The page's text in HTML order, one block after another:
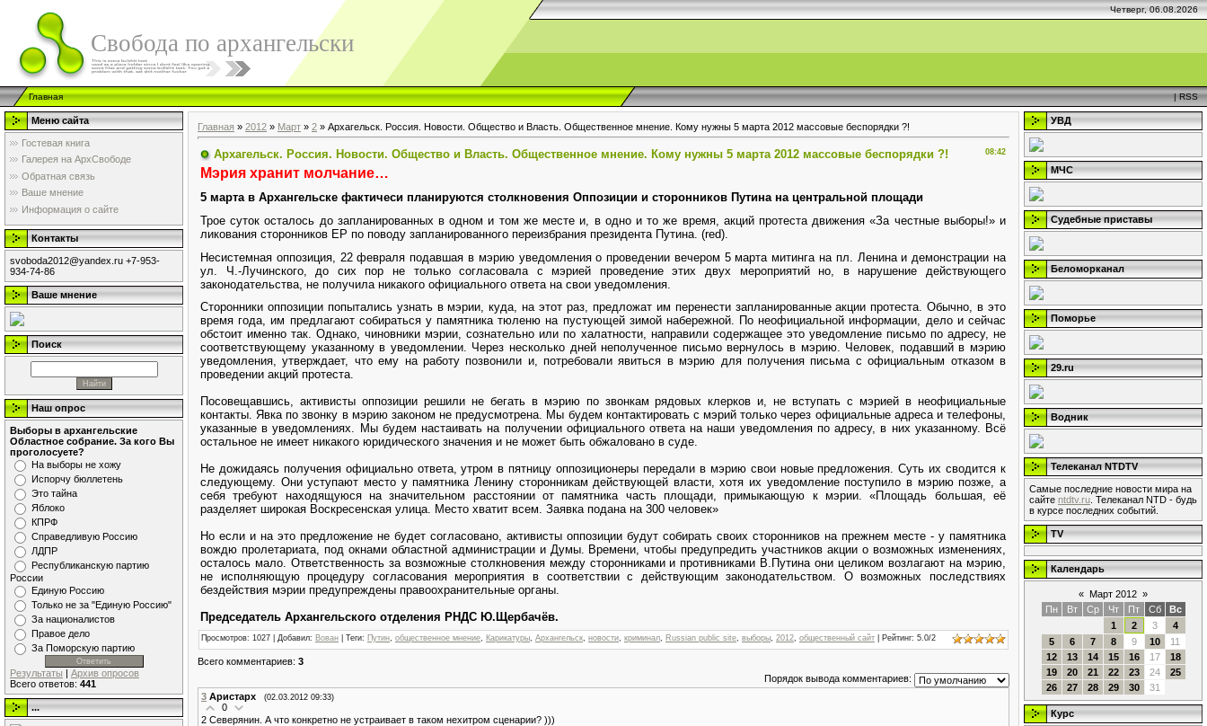
Четверг, 06.08.2026
Свобода по архангельски
Главная |RSS
Меню сайта
Гостевая книга
Галерея на АрхСвободе
Обратная связь
Ваше мнение
Информация о сайте
Контакты
svoboda2012@yandex.ru +7-953-
934-74-86
Ваше мнение
Поиск
Наш опрос
Выборы в архангельские
Областное собрание. За кого Вы
проголосуете?
На выборы не хожу
Испорчу бюллетень
Это тайна
Яблоко
КПРФ
Справедливую Россию
ЛДПР
Республиканскую партию
России
Единую Россию
Только не за "Единую Россию"
За националистов
Правое дело
За Поморскую партию
Результаты | Архив опросов
Всего ответов: 441
...
Главная » 2012 » Март » 2 » Архагельск. Россия. Новости. Общество и Власть. Общественное мнение. Кому нужны 5 марта 2012 массовые беспорядки ?!
08:42
Архагельск. Россия. Новости. Общество и Власть. Общественное мнение. Кому нужны 5 марта 2012 массовые беспорядки ?!
Мэрия хранит молчание…
5 марта в Архангельске фактичеси планируются столкновения Оппозиции и сторонников Путина на центральной площади
Трое суток осталось до запланированных в одном и том же месте и, в одно и то же время, акций протеста движения «За честные выборы!» и
ликования сторонников ЕР по поводу запланированного переизбрания президента Путина. (red).
Несистемная оппозиция, 22 февраля подавшая в мэрию уведомления о проведении вечером 5 марта митинга на пл. Ленина и демонстрации на
ул. Ч.-Лучинского, до сих пор не только согласовала с мэрией проведение этих двух мероприятий но, в нарушение действующего
законодательства, не получила никакого официального ответа на свои уведомления.
Сторонники оппозиции попытались узнать в мэрии, куда, на этот раз, предложат им перенести запланированные акции протеста. Обычно, в это
время года, им предлагают собираться у памятника тюленю на пустующей зимой набережной. По неофициальной информации, дело и сейчас
обстоит именно так. Однако, чиновники мэрии, сознательно или по халатности, направили содержащее это уведомление письмо по адресу, не
соответствующему указанному в уведомлении. Через несколько дней неполученное письмо вернулось в мэрию. Человек, подавший в мэрию
уведомления, утверждает, что ему на работу позвонили и, потребовали явиться в мэрию для получения письма с официальным отказом в
проведении акций протеста.
Посовещавшись, активисты оппозиции решили не бегать в мэрию по звонкам рядовых клерков и, не вступать с мэрией в неофициальные
контакты. Явка по звонку в мэрию законом не предусмотрена. Мы будем контактировать с мэрий только через официальные адреса и телефоны,
указанные в уведомлениях. Мы будем настаивать на получении официального ответа на наши уведомления по адресу, в них указанному. Всё
остальное не имеет никакого юридического значения и не может быть обжаловано в суде.
Не дожидаясь получения официально ответа, утром в пятницу оппозиционеры передали в мэрию свои новые предложения. Суть их сводится к
следующему. Они уступают место у памятника Ленину сторонникам действующей власти, хотя их уведомление поступило в мэрию позже, а
себя требуют находящуюся на значительном расстоянии от памятника часть площади, примыкающую к мэрии. «Площадь большая, её
разделяет широкая Воскресенская улица. Место хватит всем. Заявка подана на 300 человек»
Но если и на это предложение не будет согласовано, активисты оппозиции будут собирать своих сторонников на прежнем месте - у памятника
вождю пролетариата, под окнами областной администрации и Думы. Времени, чтобы предупредить участников акции о возможных изменениях,
осталось мало. Ответственность за возможные столкновения между сторонниками и противниками В.Путина они целиком возлагают на мэрию,
не исполняющую процедуру согласования мероприятия в соответствии с действующим законодательством. О возможных последствиях
бездействия мэрии предупреждены правоохранительные органы.
Председатель Архангельского отделения РНДС Ю.Щербачёв.
Просмотров: 1027 | Добавил: Вован Теги: Путин общественное мнение Карикатуры Архангельск новости криминал Russian public site выборы 2012 общественный сайт Рейтинг: 5.0/2
Всего комментариев: 3
Порядок вывода комментариев:
3 Аристарх (02.03.2012 09:33)
0
2 Северянин. А что конкретно не устраивает в таком нехитром сценарии? )))
УВД
МЧС
Судебные приставы
Беломорканал
Поморье
29.ru
Водник
Телеканал NTDTV
Самые последние новости мира на
сайте ntdtv.ru . Телеканал NTD - будь
в курсе последних событий.
TV
Календарь
« Март 2012 »
Пн
Вт Ср Чт Пт Сб
Вс
1
2 3
4
5
6 7 8 9 10
11
12
13 14 15 16 17
18
19
20 21 22 23 24
25
26
27 28 29 30 31
Курс